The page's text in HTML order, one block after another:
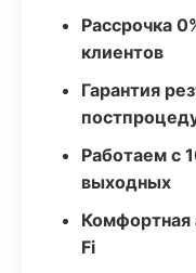
Рассрочка
клиентов
Гарантия
Работаем с
выходных
Комфортная
Fi